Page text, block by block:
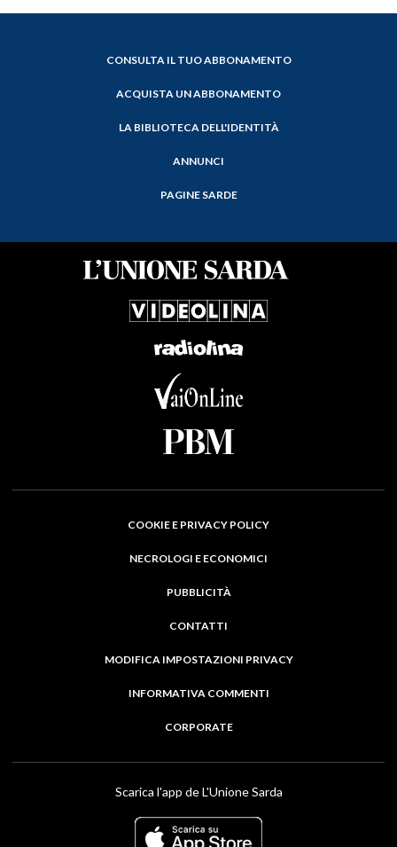
CONSULTA IL TUO ABBONAMENTO
ACQUISTA UN ABBONAMENTO
LA BIBLIOTECA DELL'IDENTITÀ
ANNUNCI
PAGINE SARDE
COOKIE E PRIVACY POLICY
NECROLOGI E ECONOMICI
PUBBLICITÀ
CONTATTI
MODIFICA IMPOSTAZIONI PRIVACY
INFORMATIVA COMMENTI
CORPORATE
Scarica l'app de L'Unione Sarda